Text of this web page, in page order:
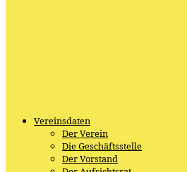
Vereinsdaten
Der Verein
Die Geschäftsstelle
Der Vorstand